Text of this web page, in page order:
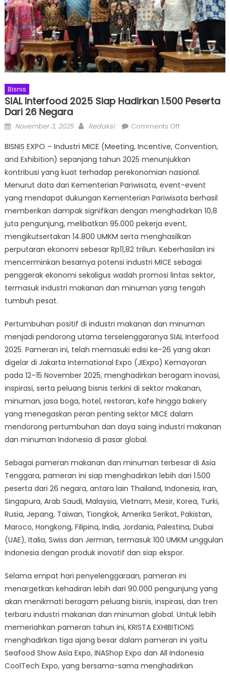
Bisnis
SIAL Interfood 2025 Siap Hadirkan 1.500 Peserta
Dari 26 Negara
Posted
November 3, 2025 Author
Redaksi Comments Offon
Interfood
2025
Siap
Hadirkan
1.500
peserta
dari
26
BISNIS EXPO – Industri MICE (Meeting, Incentive, Convention,
and Exhibition) sepanjang tahun 2025 menunjukkan
kontribusi yang kuat terhadap perekonomian nasional.
Menurut data dari Kementerian Pariwisata, event-event
yang mendapat dukungan Kementerian Pariwisata berhasil
memberikan dampak signifikan dengan menghadirkan 10,8
juta pengunjung, melibatkan 95.000 pekerja event,
mengikutsertakan 14.800 UMKM serta menghasilkan
perputaran ekonomi sebesar Rp11,82 triliun. Keberhasilan ini
mencerminkan besarnya potensi industri MICE sebagai
penggerak ekonomi sekaligus wadah promosi lintas sektor,
termasuk industri makanan dan minuman yang tengah
tumbuh pesat.
Pertumbuhan positif di industri makanan dan minuman
menjadi pendorong utama terselenggaranya SIAL Interfood
2025. Pameran ini, telah memasuki edisi ke-26 yang akan
digelar di Jakarta International Expo (JIExpo) Kemayoran
pada 12–15 November 2025, menghadirkan beragam inovasi,
inspirasi, serta peluang bisnis terkini di sektor makanan,
minuman, jasa boga, hotel, restoran, kafe hingga bakery
yang menegaskan peran penting sektor MICE dalam
mendorong pertumbuhan dan daya saing industri makanan
dan minuman Indonesia di pasar global.
Sebagai pameran makanan dan minuman terbesar di Asia
Tenggara, pameran ini siap menghadirkan lebih dari 1.500
peserta dari 26 negara, antara lain Thailand, Indonesia, Iran,
Singapura, Arab Saudi, Malaysia, Vietnam, Mesir, Korea, Turki,
Rusia, Jepang, Taiwan, Tiongkok, Amerika Serikat, Pakistan,
Maroco, Hongkong, Filipina, India, Jordania, Palestina, Dubai
(UAE), Italia, Swiss dan Jerman, termasuk 100 UMKM unggulan
Indonesia dengan produk inovatif dan siap ekspor.
Selama empat hari penyelenggaraan, pameran ini
menargetkan kehadiran lebih dari 90.000 pengunjung yang
akan menikmati beragam peluang bisnis, inspirasi, dan tren
terbaru industri makanan dan minuman global. Untuk lebih
memeriahkan pameran tahun ini, KRISTA EXHIBITIONS
menghadirkan tiga ajang besar dalam pameran ini yaitu
Seafood Show Asia Expo, INAShop Expo dan All Indonesia
CoolTech Expo, yang bersama-sama menghadirkan